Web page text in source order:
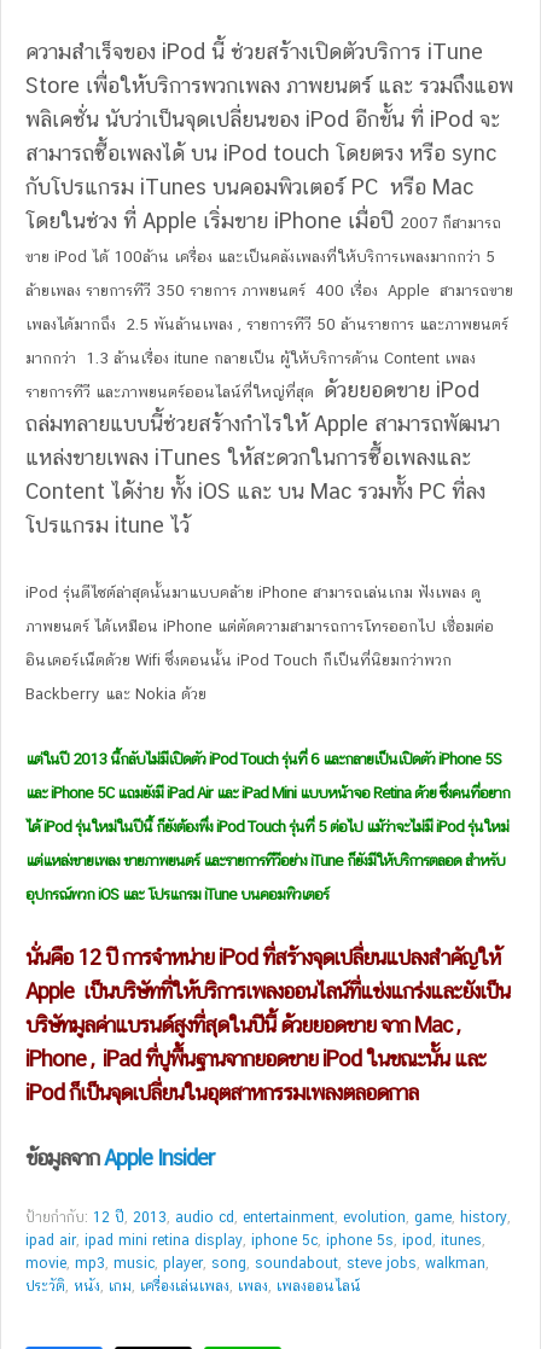
ความสำเร็จของ iPod นี้ ช่วยสร้างเปิดตัวบริการ iTune
Store เพื่อให้บริการพวกเพลง ภาพยนตร์ และ รวมถึงแอพ
พลิเคชั่น นับว่าเป็นจุดเปลี่ยนของ iPod อีกขั้น ที่ iPod จะ
สามารถซื้อเพลงได้ บน iPod touch โดยตรง หรือ sync
กับโปรแกรม iTunes บนคอมพิวเตอร์ PC หรือ Mac
โดยในช่วง ที่ Apple เริ่มขาย iPhone เมื่อปี 2007 ก็สามารถ
ขาย iPod ได้ 100ล้าน เครื่อง และเป็นคลังเพลงที่ให้บริการเพลงมากกว่า 5
ล้ายเพลง รายการทีวี 350 รายการ ภาพยนตร์ 400 เรื่อง Apple สามารถขาย
เพลงได้มากถึง 2.5 พันล้านเพลง , รายการทีวี 50 ล้านรายการ และภาพยนตร์
มากกว่า 1.3 ล้านเรื่อง itune กลายเป็น ผู้ให้บริการด้าน Content เพลง
รายการทีวี และภาพยนตร์ออนไลน์ที่ใหญ่ที่สุด ด้วยยอดขาย iPod
ถล่มทลายแบบนี้ช่วยสร้างกำไรให้ Apple สามารถพัฒนา
แหล่งขายเพลง iTunes ให้สะดวกในการซื้อเพลงและ
Content ได้ง่าย ทั้ง iOS และ บน Mac รวมทั้ง PC ที่ลง
โปรแกรม itune ไว้
iPod รุ่นดีไซต์ล่าสุดนั้นมาแบบคล้าย iPhone สามารถเล่นเกม ฟังเพลง ดู
ภาพยนตร์ ได้เหมือน iPhone แต่ตัดความสามารถการโทรออกไป เชื่อมต่อ
อินเตอร์เน็ตด้วย Wifi ซึ่งตอนนั้น iPod Touch ก็เป็นที่นิยมกว่าพวก
Backberry และ Nokia ด้วย
แต่ในปี 2013 นี้กลับไม่มีเปิดตัว iPod Touch รุ่นที่ 6 และกลายเป็นเปิดตัว iPhone 5S
และ iPhone 5C แถมยังมี iPad Air และ iPad Mini แบบหน้าจอ Retina ด้วย ซึ่งคนที่อยาก
ได้ iPod รุ่นใหม่ในปีนี้ ก็ยังต้องพึ่ง iPod Touch รุ่นที่ 5 ต่อไป แม้ว่าจะไม่มี iPod รุ่นใหม่
แต่แหล่งขายเพลง ขายภาพยนตร์ และรายการทีวีอย่าง iTune ก็ยังมีให้บริการตลอด สำหรับ
อุปกรณ์พวก iOS และ โปรแกรม iTune บนคอมพิวเตอร์
นั่นคือ 12 ปี การจำหน่าย iPod ที่สร้างจุดเปลี่ยนแปลงสำคัญให้
Apple เป็นบริษัทที่ให้บริการเพลงออนไลน์ที่แข่งแกร่งและยังเป็น
บริษัทมูลค่าแบรนด์สูงที่สุดในปีนี้ ด้วยยอดขาย จาก Mac ,
iPhone , iPad ที่ปูพื้นฐานจากยอดขาย iPod ในขณะนั้น และ
iPod ก็เป็นจุดเปลี่ยนในอุตสาหกรรมเพลงตลอดกาล
ข้อมูลจากApple Insider
ป้ายกำกับ: 12 ปี, 2013, audio cd , entertainment, evolution, game, history,
ipad air, ipad mini retina display, iphone 5c, iphone 5s, ipod , itunes,
movie, mp3, music, player, song, soundabout, steve jobs, walkman,
ประวัติ, หนัง, เกม, เครื่องเล่นเพลง, เพลง, เพลงออนไลน์